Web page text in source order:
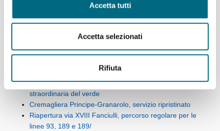
Accetta tutti
Accetta selezionati
Rifiuta
Articoli recenti
Linee 704, 705, 750, 798, 861, 864, 865 e 945 –
Variazioni ai percorsi giovedì 6 agosto
Funicolare Zecca Righi giovedì 6 agosto temporanea
sospensione del servizio per manutenzione
straordinaria del verde
Cremagliera Principe-Granarolo, servizio ripristinato
Riapertura via XVIII Fanciulli, percorso regolare per le
linee 93, 189 e 189/